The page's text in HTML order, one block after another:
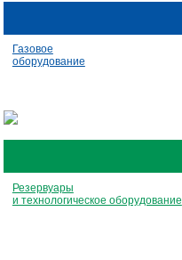
Газовое
оборудование
Резервуары
и технологическое оборудование